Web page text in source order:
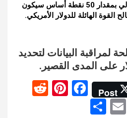
لكن رفع الاحتياطي الفيدرالي بمقدار 50 نقطة أساس سيكون
القوة الهائلة للدولار الأمريكي.
لمراقبة البيانات لتحديد
على المدى القصير.
Post
F
Pi
Bl
E